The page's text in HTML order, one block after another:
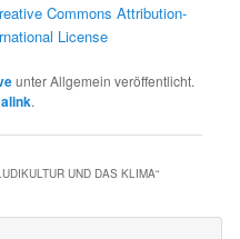
Commons Attribution-
License
unter Allgemein veröffentlicht.
.
UND DAS KLIMA“